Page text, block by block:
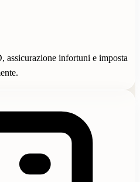
infortuni e imposta